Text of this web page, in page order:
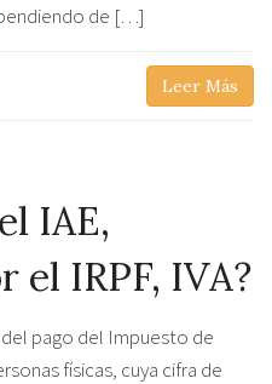
de […]
Leer Más
IAE,
IRPF, IVA?
pago del Impuesto de
físicas, cuya cifra de